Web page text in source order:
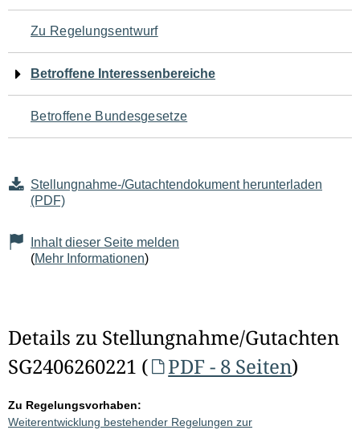
für
den
Seiteninhalt
Zu Regelungsentwurf
Betroffene Interessenbereiche
Betroffene Bundesgesetze
Stellungnahme-/Gutachtendokument herunterladen
(PDF)
Inhalt dieser Seite melden
(Mehr Informationen)
Details zu Stellungnahme/Gutachten
SG2406260221 (
PDF - 8 Seiten)
Zu Regelungsvorhaben:
Weiterentwicklung bestehender Regelungen zur